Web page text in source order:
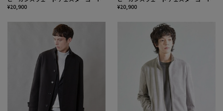
¥20,900 ¥20,900